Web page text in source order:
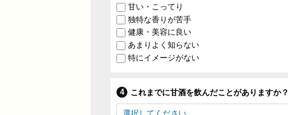
甘い・こってり
独特な香りが苦手
健康・美容に良い
あまりよく知らない
特にイメージがない
これまでに甘酒を飲んだことがありますか？